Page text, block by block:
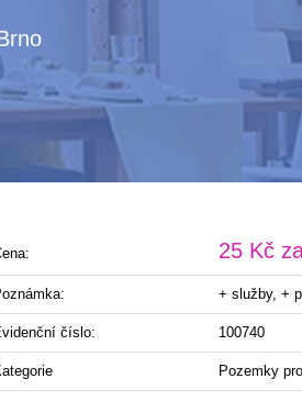
25 Kč
+ služby, +
číslo: 100740
Pozemky